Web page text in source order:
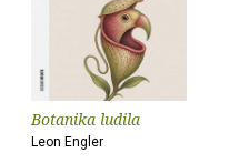
Botanika ludila
Leon Engler